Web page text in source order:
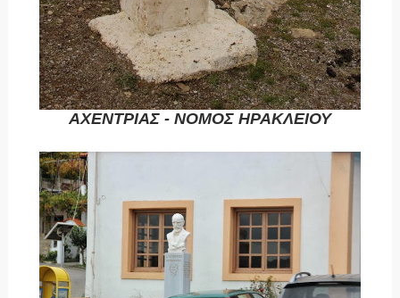
ΑΧΕΝΤΡΙΑΣ - ΝΟΜΟΣ ΗΡΑΚΛΕΙΟΥ